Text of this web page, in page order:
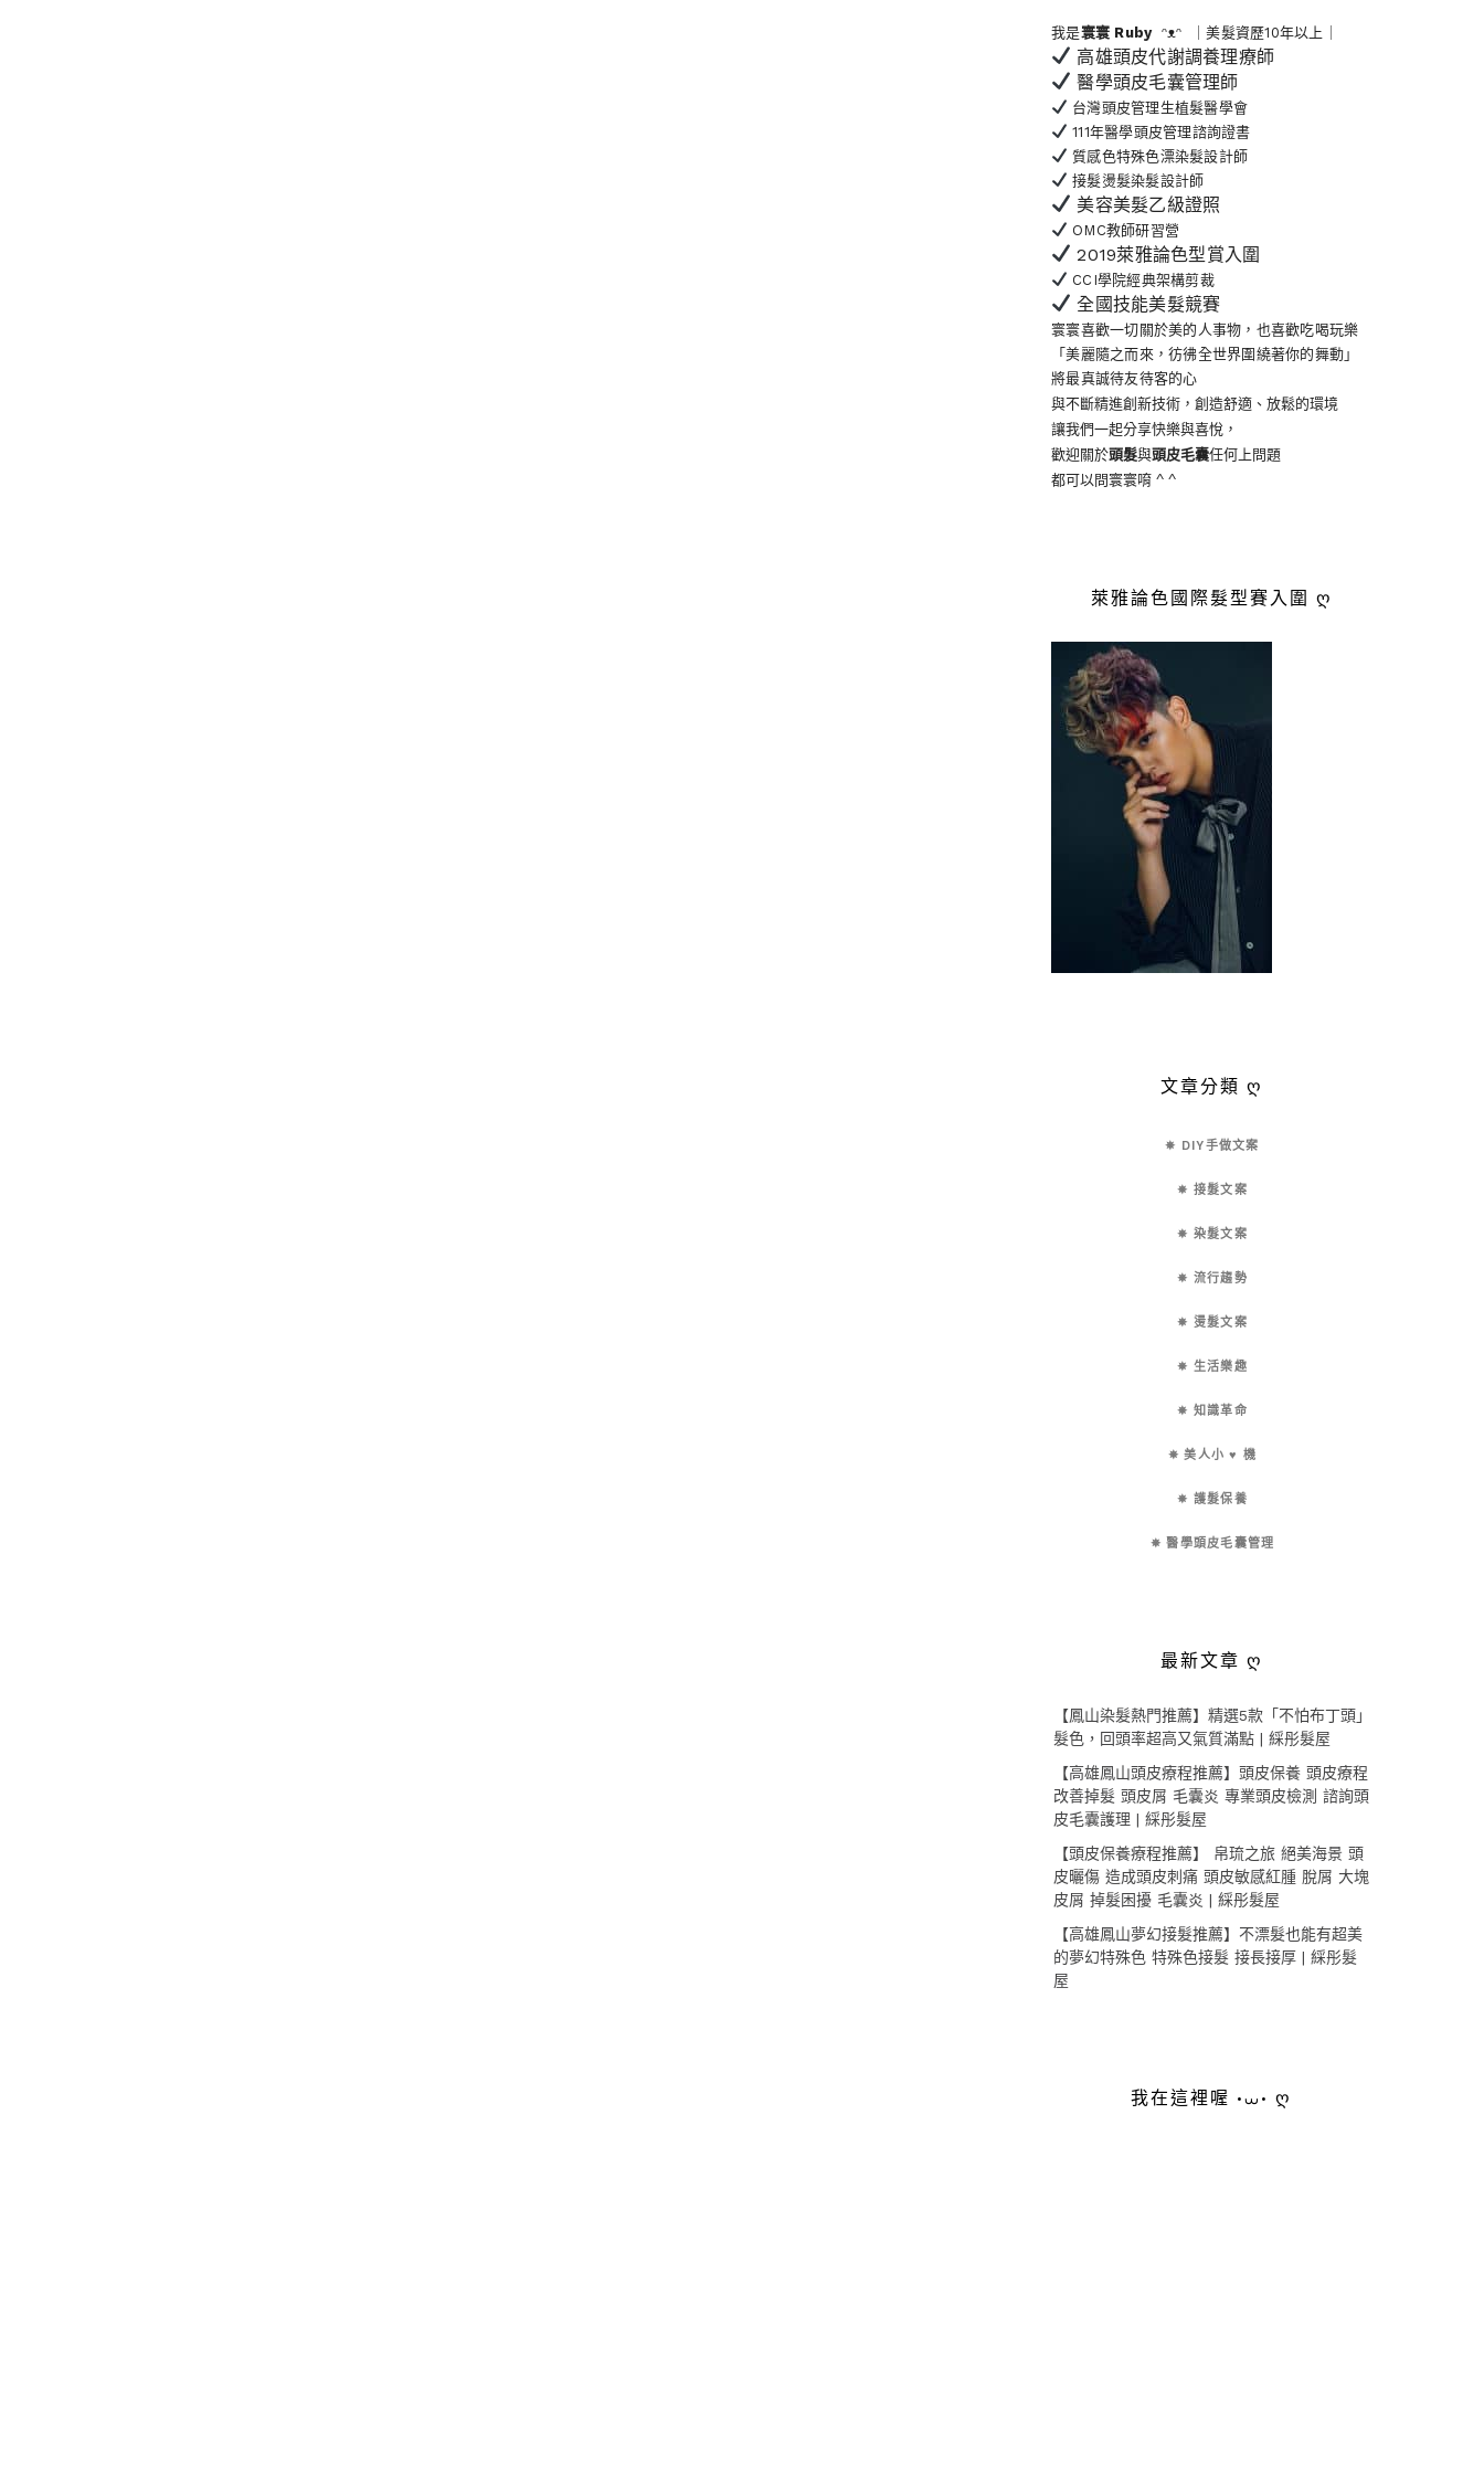
我是寰寰 Ruby ᵔᴥᵔ ｜美髮資歷10年以上｜
高雄頭皮代謝調養理療師
醫學頭皮毛囊管理師
台灣頭皮管理生植髮醫學會
111年醫學頭皮管理諮詢證書
質感色特殊色漂染髮設計師
接髮燙髮染髮設計師
美容美髮乙級證照
OMC教師研習營
2019萊雅論色型賞入圍
CCI學院經典架構剪裁
全國技能美髮競賽
寰寰喜歡一切關於美的人事物 ，也喜歡吃喝玩樂
「美麗隨之而來，彷彿全世界圍繞著你的舞動」
將最真誠待友待客的心
與不斷精進創新技術，創造舒適、放鬆的環境
讓我們一起分享快樂與喜悅，
歡迎關於頭髮與頭皮毛囊任何上問題
都可以問寰寰唷 ^ ^
萊雅論色國際髮型賽入圍 ღ
文章分類 ღ
✵ DIY手做文案
✵ 接髮文案
✵ 染髮文案
✵ 流行趨勢
✵ 燙髮文案
✵ 生活樂趣
✵ 知識革命
✵ 美人小 ♥ 機
✵ 護髮保養
✵ 醫學頭皮毛囊管理
最新文章 ღ
【鳳山染髮熱門推薦】精選5款「不怕布丁頭」
髮色，回頭率超高又氣質滿點 | 綵彤髮屋
【高雄鳳山頭皮療程推薦】頭皮保養 頭皮療程
改善掉髮 頭皮屑 毛囊炎 專業頭皮檢測 諮詢頭
皮毛囊護理 | 綵彤髮屋
【頭皮保養療程推薦】 帛琉之旅 絕美海景 頭
皮曬傷 造成頭皮刺痛 頭皮敏感紅腫 脫屑 大塊
皮屑 掉髮困擾 毛囊炎 | 綵彤髮屋
【高雄鳳山夢幻接髮推薦】不漂髮也能有超美
的夢幻特殊色 特殊色接髮 接長接厚 | 綵彤髮
屋
我在這裡喔 •⩊• ღ